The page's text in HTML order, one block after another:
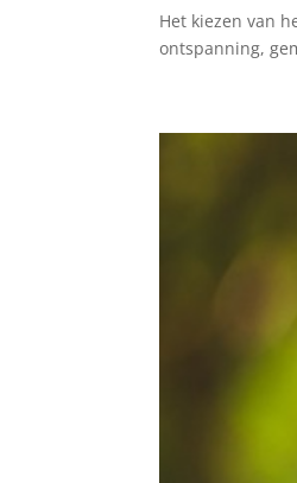
Het kiezen van
ontspanning,